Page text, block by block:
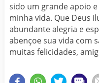
sido um grande apoio
minha vida. Que Deus
abundante alegria e
abençoe sua vida com
muitas felicidades,